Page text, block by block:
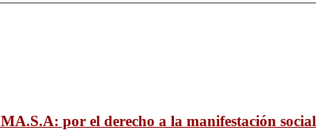
MA.S.A: por el derecho a la manifestación social